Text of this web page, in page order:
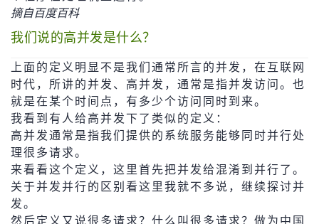
客
论
的
子
我
直
播
的
活
动
我
的
关
注
我
的
开
我
的
我
摘自百度百科
我们说的高并发是什么？
上面的定义明显不是我们通常所言的并发，在互联网
时代，所讲的并发、高并发，通常是指并发访问。也
就是在某个时间点，有多少个访问同时到来。
我看到有人给高并发下了类似的定义：
高并发通常是指我们提供的系统服务能够同时并行处
理很多请求。
来看看这个定义，这里首先把并发给混淆到并行了。
关于并发并行的区别看这里我就不多说，继续探讨并
发。
然后定义又说很多请求？什么叫很多请求？做为中国